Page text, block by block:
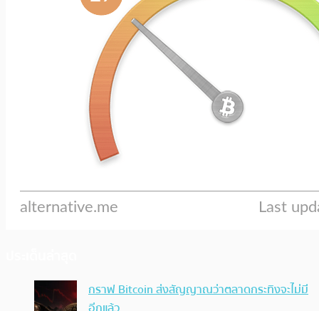
กราฟ Bitcoin ส่งสัญญาณว่าตลาดกระทิงจะไม่มี